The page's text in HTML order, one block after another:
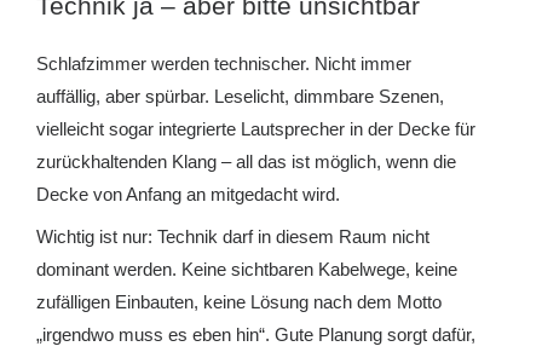
Technik ja – aber bitte unsichtbar
Schlafzimmer werden technischer. Nicht immer
auffällig, aber spürbar. Leselicht, dimmbare Szenen,
vielleicht sogar integrierte Lautsprecher in der Decke für
zurückhaltenden Klang – all das ist möglich, wenn die
Decke von Anfang an mitgedacht wird.
Wichtig ist nur: Technik darf in diesem Raum nicht
dominant werden. Keine sichtbaren Kabelwege, keine
zufälligen Einbauten, keine Lösung nach dem Motto
„irgendwo muss es eben hin“. Gute Planung sorgt dafür,